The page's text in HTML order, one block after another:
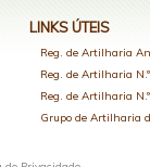
LINKS ÚTEIS
Reg. de Artilharia
Reg. de Artilharia
Reg. de Artilharia
Grupo de Artilharia